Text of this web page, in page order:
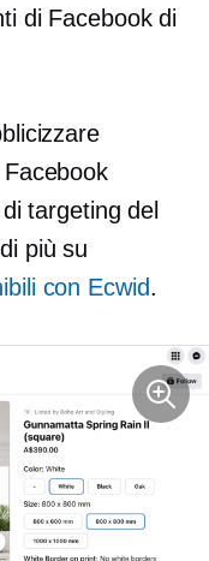
di Facebook di
targeting del
più su
con Ecwid.